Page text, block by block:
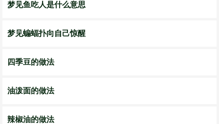
梦见鱼吃人是什么意思
梦见蝙蝠扑向自己惊醒
四季豆的做法
油泼面的做法
辣椒油的做法